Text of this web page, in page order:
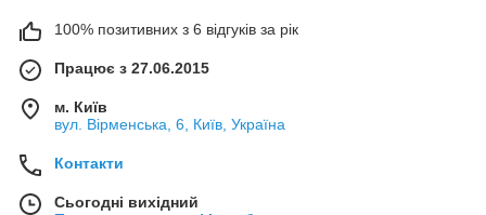
100% позитивних з 6 відгуків за рік
Працює з 27.06.2015
м. Київ
вул. Вірменська, 6, Київ, Україна
Контакти
Сьогодні вихідний